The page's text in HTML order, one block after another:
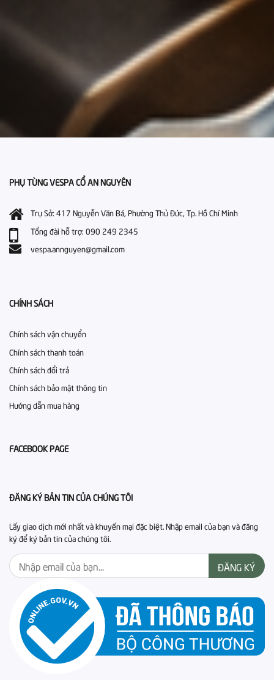
PHỤ TÙNG VESPA CỔ AN NGUYÊN
Trụ Sở: 417 Nguyễn Văn Bá, Phường Thủ Đức, Tp. Hồ Chí Minh
Tổng đài hỗ trợ: 090 249 2345
vespa.annguyen@gmail.com
CHÍNH SÁCH
Chính sách vận chuyển
Chính sách thanh toán
Chính sách đổi trả
Chính sách bảo mật thông tin
Hướng dẫn mua hàng
FACEBOOK PAGE
ĐĂNG KÝ BẢN TIN CỦA CHÚNG TÔI
Lấy giao dịch mới nhất và khuyến mại đặc biệt. Nhập email của bạn và đăng
ký để ký bản tin của chúng tôi.
ĐĂNG KÝ